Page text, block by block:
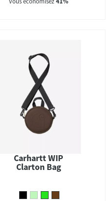
Carhartt WIP
Clarton Bag